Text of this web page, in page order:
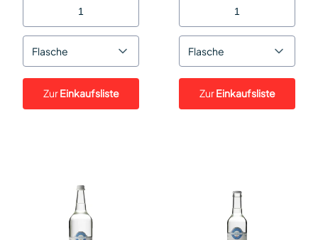
Flasche
ZurEinkaufsliste
Flasche
ZurEinkaufsliste